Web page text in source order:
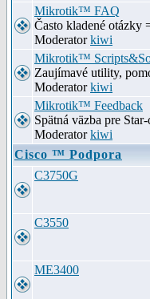
Mikrotik™ FAQ
Často kladené otázky
Moderatorkiwi
Mikrotik™
Zaujímavé utility,
Moderatorkiwi
Mikrotik™ Feedback
Spätná väzba pre
Moderatorkiwi
Cisco ™ Podpora
C3750G
C3550
ME3400